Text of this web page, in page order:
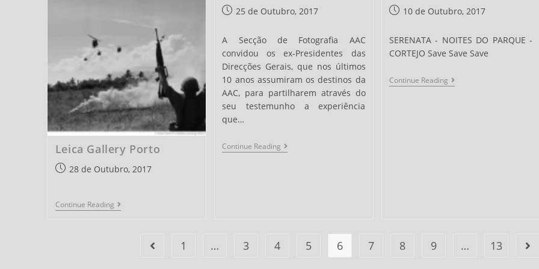
Leica Gallery Porto
Post28 de Outubro, 2017
Continue ReadingLeica
Gallery
Post25 de Outubro, 2017
A Secção de Fotografia AAC
convidou os ex-Presidentes das
Direcções Gerais, que nos últimos
10 anos assumiram os destinos da
AAC, para partilharem através do
seu testemunho a experiência
que…
Continue Reading 10
Anos:
Post10 de Outubro, 2017
SERENATA - NOITES DO PARQUE -
CORTEJO Save Save Save
Continue Reading Festa
Das
Go to the previous page
1 … 3 4 5 6 7 8 9 … 13 Go